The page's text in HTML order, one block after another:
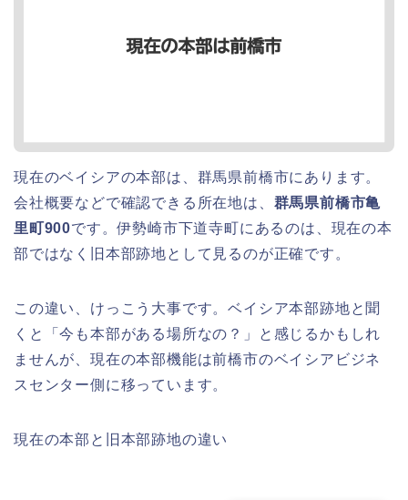
現在のベイシアの本部は、群馬県前橋市にあります。
会社概要などで確認できる所在地は、 群馬県前橋市亀
里町900です。伊勢崎市下道寺町にあるのは、現在の本
部ではなく旧本部跡地として見るのが正確です。
この違い、けっこう大事です。ベイシア本部跡地と聞
くと「今も本部がある場所なの？」と感じるかもしれ
ませんが、現在の本部機能は前橋市のベイシアビジネ
スセンター側に移っています。
現在の本部と旧本部跡地の違い